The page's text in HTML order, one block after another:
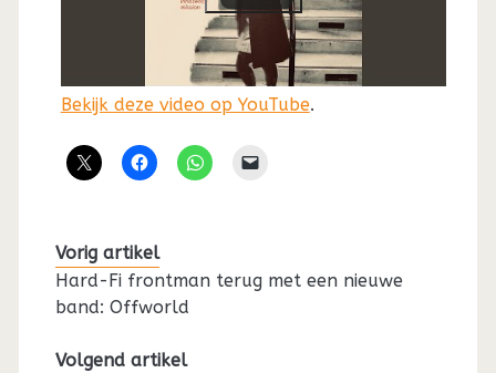
Bekijk deze video op YouTube.
Vorig artikel
Hard-Fi frontman terug met een nieuwe
band: Offworld
Volgend artikel